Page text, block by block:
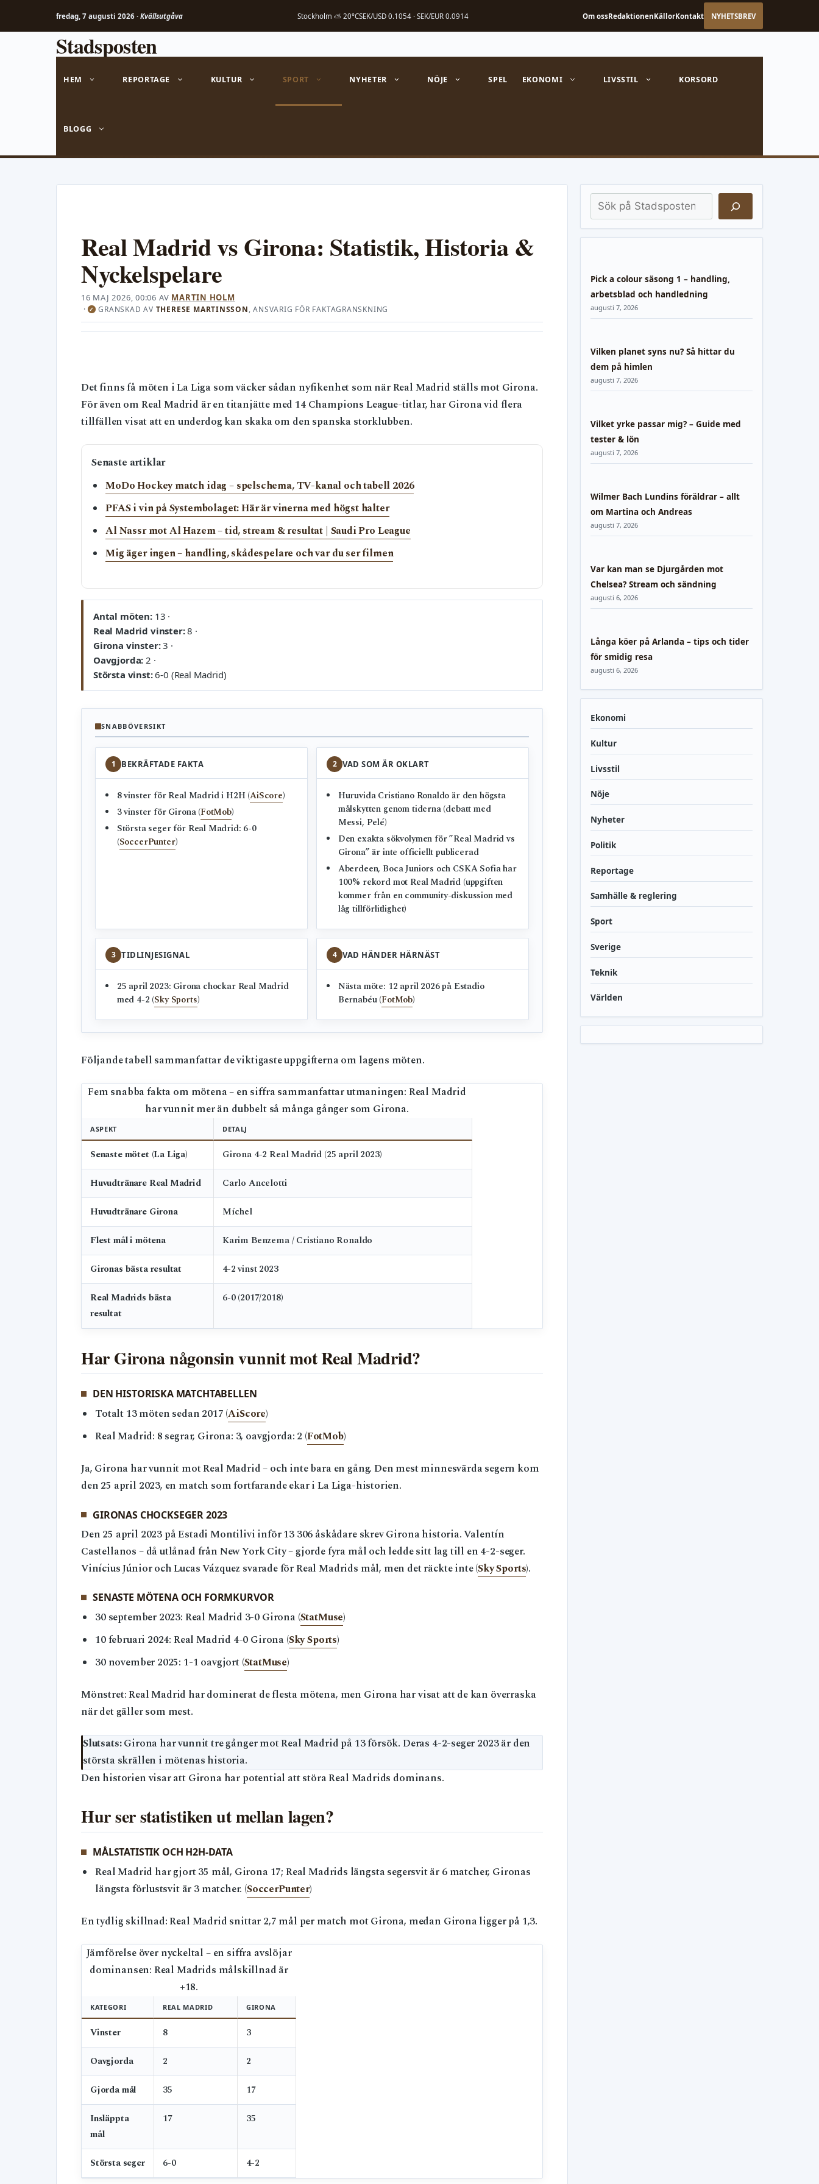
fredag, 7 augusti 2026 · Kvällsutgåva Stockholm ⛅ 20°CSEK/USD 0.1054 · SEK/EUR 0.0914 Om ossRedaktionenKällorKontakt NYHETSBREV
Stadsposten
HEM REPORTAGE KULTUR SPORT NYHETER NÖJE SPEL EKONOMI LIVSSTIL KORSORD
BLOGG
Real Madrid vs Girona: Statistik, Historia &
Nyckelspelare
16 MAJ 2026, 00:06 AV MARTIN HOLM
·✓ GRANSKAD AV THERESE MARTINSSON, ANSVARIG FÖR FAKTAGRANSKNING
Det finns få möten i La Liga som väcker sådan nyfikenhet som när Real Madrid ställs mot Girona.
För även om Real Madrid är en titanjätte med 14 Champions League-titlar, har Girona vid flera
tillfällen visat att en underdog kan skaka om den spanska storklubben.
Senaste artiklar
MoDo Hockey match idag – spelschema, TV-kanal och tabell 2026
PFAS i vin på Systembolaget: Här är vinerna med högst halter
Al Nassr mot Al Hazem – tid, stream & resultat | Saudi Pro League
Mig äger ingen – handling, skådespelare och var du ser filmen
Antal möten:13 ·
Real Madrid vinster:8 ·
Girona vinster:3 ·
Oavgjorda: 2 ·
Största vinst:6-0 (Real Madrid)
SNABBÖVERSIKT
1 BEKRÄFTADE FAKTA
8 vinster för Real Madrid i H2H (AiScore)
3 vinster för Girona (FotMob)
Största seger för Real Madrid: 6-0
(SoccerPunter)
2 VAD SOM ÄR OKLART
Huruvida Cristiano Ronaldo är den högsta
målskytten genom tiderna (debatt med
Messi, Pelé)
Den exakta sökvolymen för ”Real Madrid vs
Girona” är inte officiellt publicerad
Aberdeen, Boca Juniors och CSKA Sofia har
100% rekord mot Real Madrid (uppgiften
kommer från en community-diskussion med
låg tillförlitlighet)
3 TIDLINJESIGNAL
25 april 2023: Girona chockar Real Madrid
med 4-2 (Sky Sports)
4 VAD HÄNDER HÄRNÄST
Nästa möte: 12 april 2026 på Estadio
Bernabéu (FotMob)
Följande tabell sammanfattar de viktigaste uppgifterna om lagens möten.
Fem snabba fakta om mötena – en siffra sammanfattar utmaningen: Real Madrid
har vunnit mer än dubbelt så många gånger som Girona.
ASPEKT DETALJ
Senaste mötet (La Liga) Girona 4-2 Real Madrid (25 april 2023)
Huvudtränare Real Madrid Carlo Ancelotti
Huvudtränare Girona Míchel
Flest mål i mötena Karim Benzema / Cristiano Ronaldo
Gironas bästa resultat 4-2 vinst 2023
Real Madrids bästa
resultat
6-0 (2017/2018)
Har Girona någonsin vunnit mot Real Madrid?
DEN HISTORISKA MATCHTABELLEN
Totalt 13 möten sedan 2017 (AiScore)
Real Madrid: 8 segrar, Girona: 3, oavgjorda: 2 (FotMob)
Ja, Girona har vunnit mot Real Madrid – och inte bara en gång. Den mest minnesvärda segern kom
den 25 april 2023, en match som fortfarande ekar i La Liga-historien.
GIRONAS CHOCKSEGER 2023
Den 25 april 2023 på Estadi Montilivi inför 13 306 åskådare skrev Girona historia. Valentín
Castellanos – då utlånad från New York City – gjorde fyra mål och ledde sitt lag till en 4-2-seger.
Vinícius Júnior och Lucas Vázquez svarade för Real Madrids mål, men det räckte inte (Sky Sports).
SENASTE MÖTENA OCH FORMKURVOR
30 september 2023: Real Madrid 3-0 Girona (StatMuse)
10 februari 2024: Real Madrid 4-0 Girona (Sky Sports)
30 november 2025: 1-1 oavgjort (StatMuse)
Mönstret: Real Madrid har dominerat de flesta mötena, men Girona har visat att de kan överraska
när det gäller som mest.
Slutsats:Girona har vunnit tre gånger mot Real Madrid på 13 försök. Deras 4-2-seger 2023 är den
största skrällen i mötenas historia.
Den historien visar att Girona har potential att störa Real Madrids dominans.
Hur ser statistiken ut mellan lagen?
MÅLSTATISTIK OCH H2H-DATA
Real Madrid har gjort 35 mål, Girona 17; Real Madrids längsta segersvit är 6 matcher, Gironas
längsta förlustsvit är 3 matcher. (SoccerPunter)
En tydlig skillnad: Real Madrid snittar 2,7 mål per match mot Girona, medan Girona ligger på 1,3.
Jämförelse över nyckeltal – en siffra avslöjar
dominansen: Real Madrids målskillnad är
+18.
KATEGORI REAL MADRID GIRONA
Vinster 8 3
Oavgjorda 2 2
Gjorda mål 35 17
Insläppta
mål
17 35
Största seger 6-0 4-2
Sök
Pick a colour säsong 1 – handling,
arbetsblad och handledning
augusti 7, 2026
Vilken planet syns nu? Så hittar du
dem på himlen
augusti 7, 2026
Vilket yrke passar mig? – Guide med
tester & lön
augusti 7, 2026
Wilmer Bach Lundins föräldrar – allt
om Martina och Andreas
augusti 7, 2026
Var kan man se Djurgården mot
Chelsea? Stream och sändning
augusti 6, 2026
Långa köer på Arlanda – tips och tider
för smidig resa
augusti 6, 2026
Ekonomi
Kultur
Livsstil
Nöje
Nyheter
Politik
Reportage
Samhälle & reglering
Sport
Sverige
Teknik
Världen